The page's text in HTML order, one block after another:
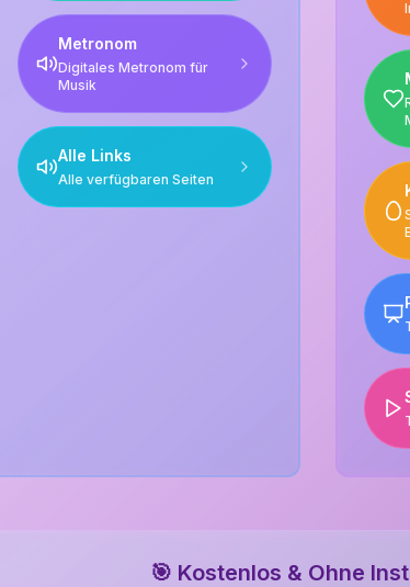
Metronom
Digitales Metronom für
Musik
Alle Links
Alle verfügbaren Seiten
🎯 Kostenlos & Ohne